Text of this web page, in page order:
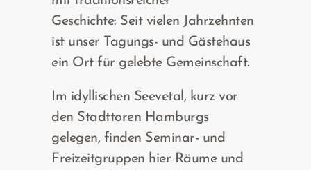
Geschichte: Seit vielen Jahrzehnten
ist unser Tagungs- und Gästehaus
ein Ort für gelebte Gemeinschaft.
Im idyllischen Seevetal, kurz vor
den Stadttoren Hamburgs
gelegen, finden Seminar- und
Freizeitgruppen hier Räume und